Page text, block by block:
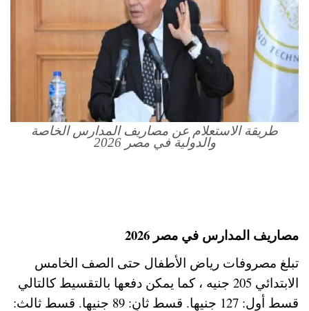
طريقة الاستعلام عن مصاريف المدارس الخاصة
والدولية في مصر 2026
مصاريف المدارس في مصر 2026
تبلغ مصروفات رياض الأطفال حتى الصف الخامس
الابتدائي 205 جنيه ، كما يمكن دفعها بالتقسيط كالتالي
قسط أول: 127 جنيها. قسط ثانٍ: 89 جنيها. قسط ثالث: